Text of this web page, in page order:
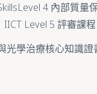
4 內部質量
IICT Level 5 評審課程
光學治療核心知識證